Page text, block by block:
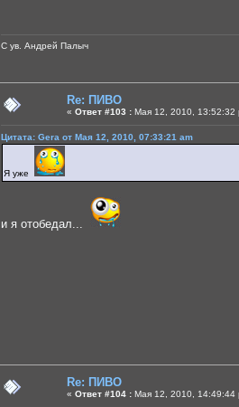
С ув. Андрей Палыч
Re: ПИВО
« Ответ #103 : Мая 12, 2010, 13:52:32
Цитата: Gera от Мая 12, 2010, 07:33:21 am
Я уже
и я отобедал...
Re: ПИВО
« Ответ #104 : Мая 12, 2010, 14:49:44